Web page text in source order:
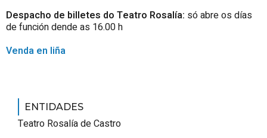
Despacho de billetes do Teatro Rosalía: só abre os días
de función dende as 16.00 h
Venda en liña
ENTIDADES
Teatro Rosalía de Castro